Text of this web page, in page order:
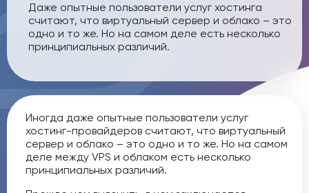
Даже опытные пользователи услуг хостинга
считают, что виртуальный сервер и облако – это
одно и то же. Но на самом деле есть несколько
принципиальных различий.
Иногда даже опытные пользователи услуг
хостинг-провайдеров считают, что виртуальный
сервер и облако – это одно и то же. Но на самом
деле между VPS и облаком есть несколько
принципиальных различий.